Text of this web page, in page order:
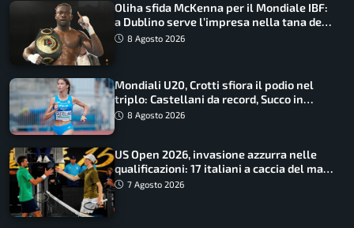
Oliha sfida McKenna per il Mondiale IBF:
a Dublino serve l’impresa nella tana del
lupo8 Agosto 2026
Mondiali U20, Crotti sfiora il podio nel
triplo: Castellani da record, Succo in
finale
8 Agosto 2026
US Open 2026, invasione azzurra nelle
qualificazioni: 17 italiani a caccia del main
draw7 Agosto 2026